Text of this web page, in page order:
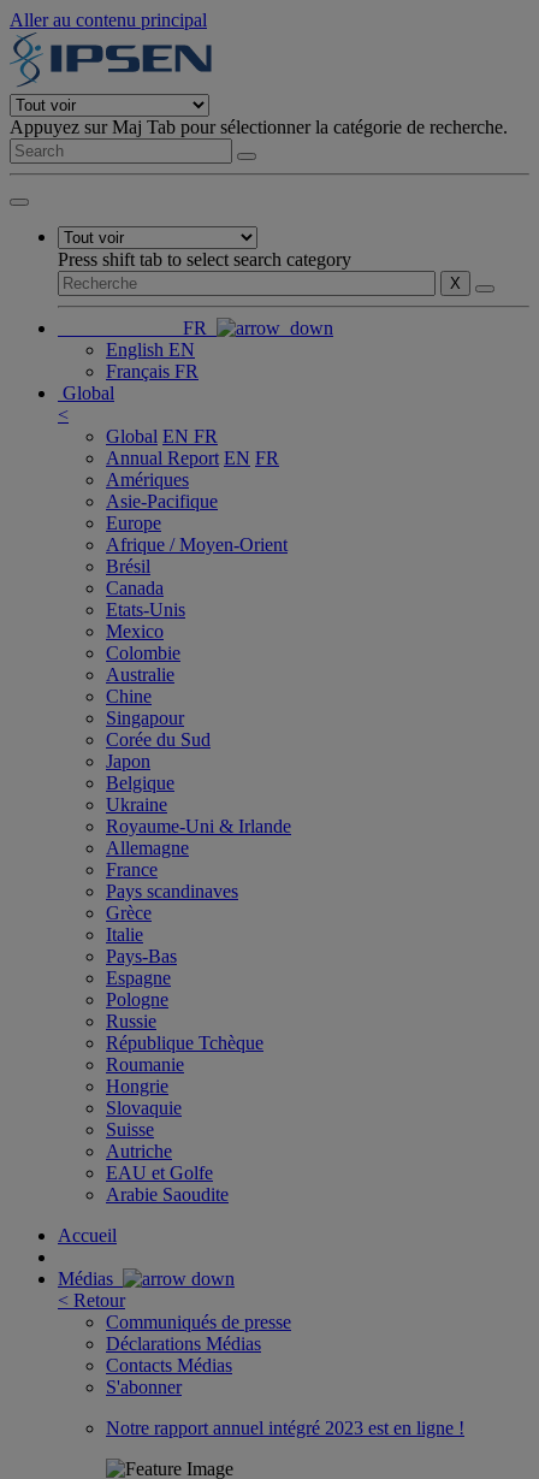
Aller au contenu principal
Appuyez sur Maj Tab pour sélectionner la catégorie de recherche.
Press shift tab to select search category
X
FR
English EN
Français FR
Global
<
Global EN FR
Annual Report EN FR
Amériques
Asie-Pacifique
Europe
Afrique / Moyen-Orient
Brésil
Canada
Etats-Unis
Mexico
Colombie
Australie
Chine
Singapour
Corée du Sud
Japon
Belgique
Ukraine
Royaume-Uni & Irlande
Allemagne
France
Pays scandinaves
Grèce
Italie
Pays-Bas
Espagne
Pologne
Russie
République Tchèque
Roumanie
Hongrie
Slovaquie
Suisse
Autriche
EAU et Golfe
Arabie Saoudite
Accueil
Médias
< Retour
Communiqués de presse
Déclarations Médias
Contacts Médias
S'abonner
Notre rapport annuel intégré 2023 est en ligne !